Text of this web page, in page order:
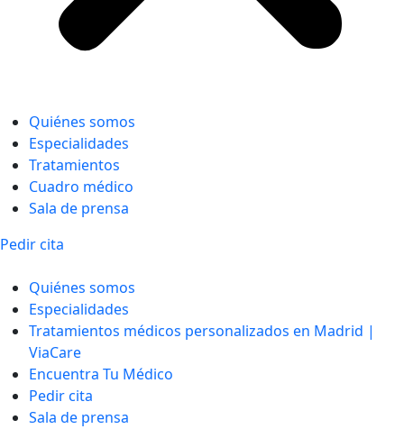
Quiénes somos
Especialidades
Tratamientos
Cuadro médico
Sala de prensa
Pedir cita
Quiénes somos
Especialidades
Tratamientos médicos personalizados en Madrid |
ViaCare
Encuentra Tu Médico
Pedir cita
Sala de prensa